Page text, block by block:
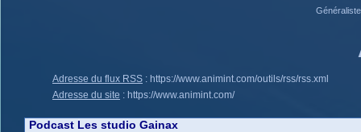
Adresse du flux RSS : https://www.animint.com/outils/rss/rss.xml
Adresse du site : https://www.animint.com/
Podcast Les studio Gainax